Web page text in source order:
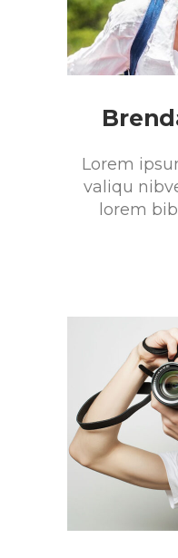
Lorem
valiqu
lorem